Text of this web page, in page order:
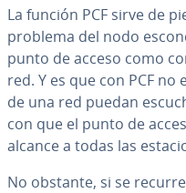
La función PCF sirve de
problema del nodo
punto de acceso como
red. Y es que con PCF
de una red puedan
con que el punto de
alcance a todas las
No obstante, si se